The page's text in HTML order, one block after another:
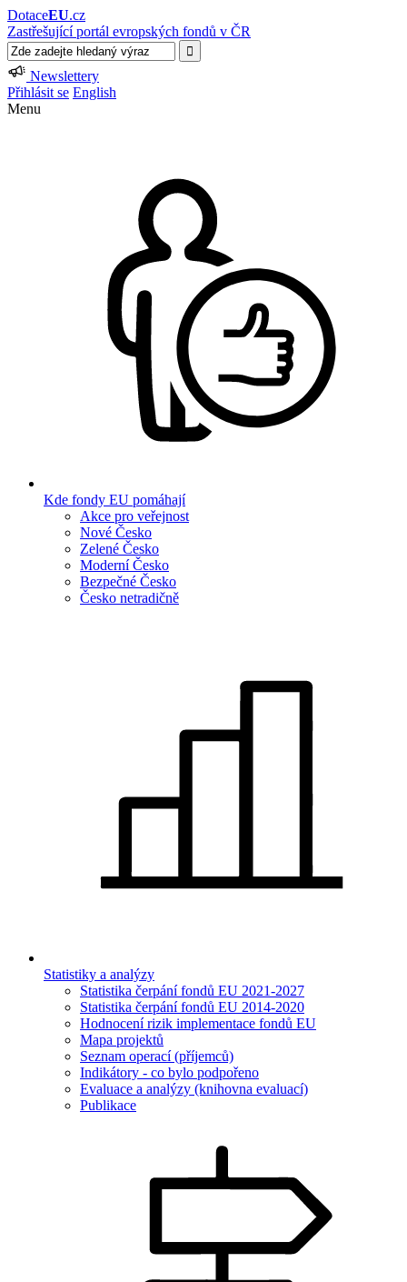
DotaceEU.cz
Zastřešující portál evropských fondů v ČR
Newslettery
Přihlásit se English
Menu
Kde fondy EU pomáhají
Akce pro veřejnost
Nové Česko
Zelené Česko
Moderní Česko
Bezpečné Česko
Česko netradičně
Statistiky a analýzy
Statistika čerpání fondů EU 2021-2027
Statistika čerpání fondů EU 2014-2020
Hodnocení rizik implementace fondů EU
Mapa projektů
Seznam operací (příjemců)
Indikátory - co bylo podpořeno
Evaluace a analýzy (knihovna evaluací)
Publikace